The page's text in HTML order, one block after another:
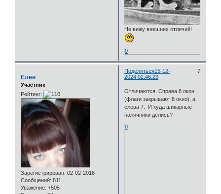
Не вижу внешних отличий!
0
Поделиться 7
15-12-
2024 02:46:23
Елен
Участник
Рейтинг:
Зарегистрирован: 02-02-2016
Сообщений: 811
Уважение: +505
Отличаются. Справа 8 окон
(флаги закрывают 8 окно), а
слева 7. И куда шикарные
наличники делись?
0